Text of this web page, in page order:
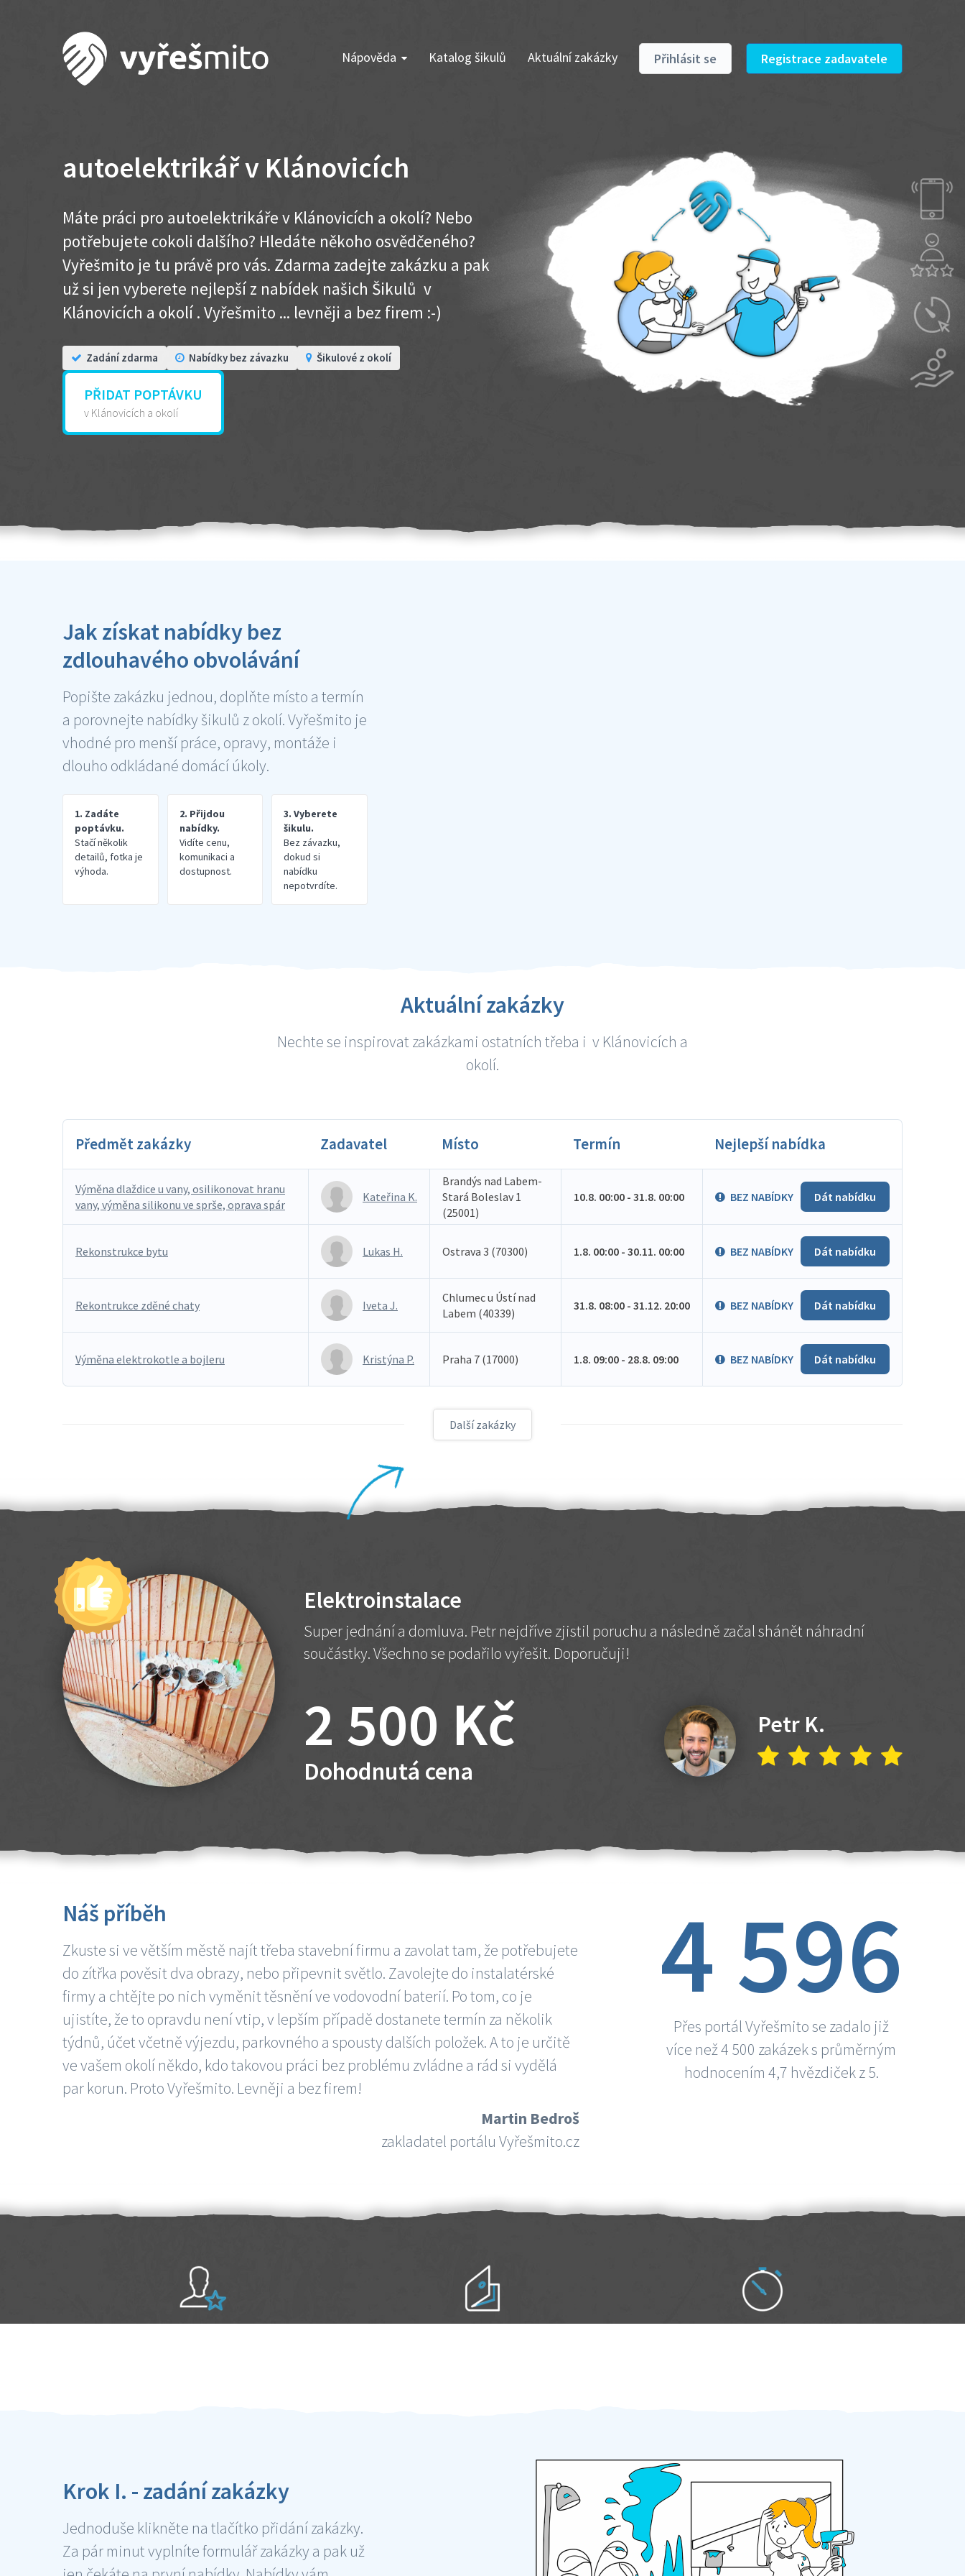
Nápověda Katalog šikulů Aktuální zakázky Přihlásit se Registrace zadavatele
autoelektrikář v Klánovicích
Máte práci pro autoelektrikáře v Klánovicích a okolí? Nebo
potřebujete cokoli dalšího? Hledáte někoho osvědčeného?
Vyřešmito je tu právě pro vás. Zdarma zadejte zakázku a pak
už si jen vyberete nejlepší z nabídek našich Šikulů v
Klánovicích a okolí . Vyřešmito ... levněji a bez firem :-)
Zadání zdarma Nabídky bez závazku Šikulové z okolí
PŘIDAT POPTÁVKU
v Klánovicích a okolí
Jak získat nabídky bez
zdlouhavého obvolávání
Popište zakázku jednou, doplňte místo a termín
a porovnejte nabídky šikulů z okolí. Vyřešmito je
vhodné pro menší práce, opravy, montáže i
dlouho odkládané domácí úkoly.
1. Zadáte
poptávku.
Stačí několik
detailů, fotka je
výhoda.
2. Přijdou
nabídky.
Vidíte cenu,
komunikaci a
dostupnost.
3. Vyberete
šikulu.
Bez závazku,
dokud si
nabídku
nepotvrdíte.
Aktuální zakázky
Nechte se inspirovat zakázkami ostatních třeba i v Klánovicích a
okolí.
Předmět zakázky Zadavatel Místo Termín Nejlepší nabídka
Výměna dlaždice u vany, osilikonovat hranu
vany, výměna silikonu ve sprše, oprava spár
Kateřina K.
Brandýs nad Labem-
Stará Boleslav 1
(25001)
10.8. 00:00 - 31.8. 00:00 BEZ NABÍDKY Dát nabídku
Rekonstrukce bytu Lukas H. Ostrava 3 (70300) 1.8. 00:00 - 30.11. 00:00 BEZ NABÍDKY Dát nabídku
Rekontrukce zděné chaty Iveta J.
Chlumec u Ústí nad
Labem (40339)
31.8. 08:00 - 31.12. 20:00 BEZ NABÍDKY Dát nabídku
Výměna elektrokotle a bojleru Kristýna P. Praha 7 (17000) 1.8. 09:00 - 28.8. 09:00 BEZ NABÍDKY Dát nabídku
Další zakázky
Elektroinstalace
Super jednání a domluva. Petr nejdříve zjistil poruchu a následně začal shánět náhradní
součástky. Všechno se podařilo vyřešit. Doporučuji!
2 500 Kč
Dohodnutá cena
Petr K.
Náš příběh
Zkuste si ve větším městě najít třeba stavební firmu a zavolat tam, že potřebujete
do zítřka pověsit dva obrazy, nebo připevnit světlo. Zavolejte do instalatérské
firmy a chtějte po nich vyměnit těsnění ve vodovodní baterií. Po tom, co je
ujistíte, že to opravdu není vtip, v lepším případě dostanete termín za několik
týdnů, účet včetně výjezdu, parkovného a spousty dalších položek. A to je určitě
ve vašem okolí někdo, kdo takovou práci bez problému zvládne a rád si vydělá
par korun. Proto Vyřešmito. Levněji a bez firem!
Martin Bedroš
zakladatel portálu Vyřešmito.cz
4 596
Přes portál Vyřešmito se zadalo již
více než 4 500 zakázek s průměrným
hodnocením 4,7 hvězdiček z 5.
Krok I. - zadání zakázky
Jednoduše klikněte na tlačítko přidání zakázky.
Za pár minut vyplníte formulář zakázky a pak už